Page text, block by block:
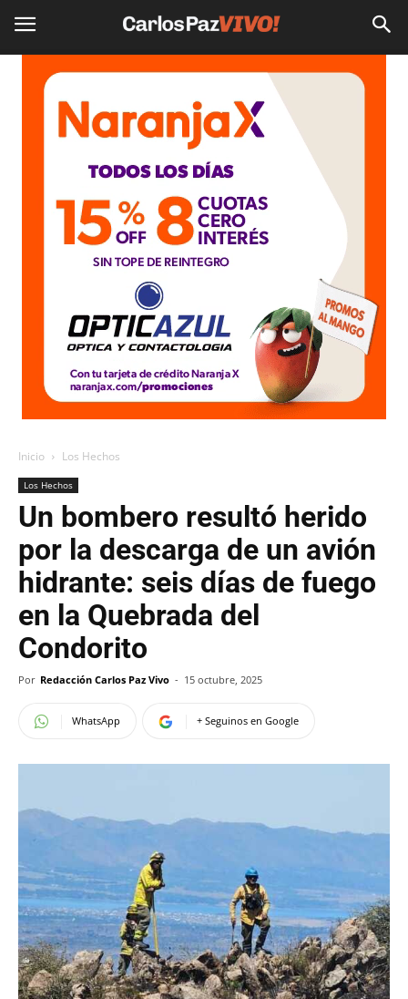
Inicio Los Hechos
Los Hechos
Un bombero resultó herido
por la descarga de un avión
hidrante: seis días de fuego
en la Quebrada del
Condorito
Por Redacción Carlos Paz Vivo - 15 octubre, 2025
WhatsApp + Seguinos en Google